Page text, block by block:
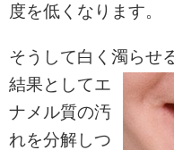
度を低くなります。
そうして白く濁らせ
結果としてエ
ナメル質の汚
れを分解しつ